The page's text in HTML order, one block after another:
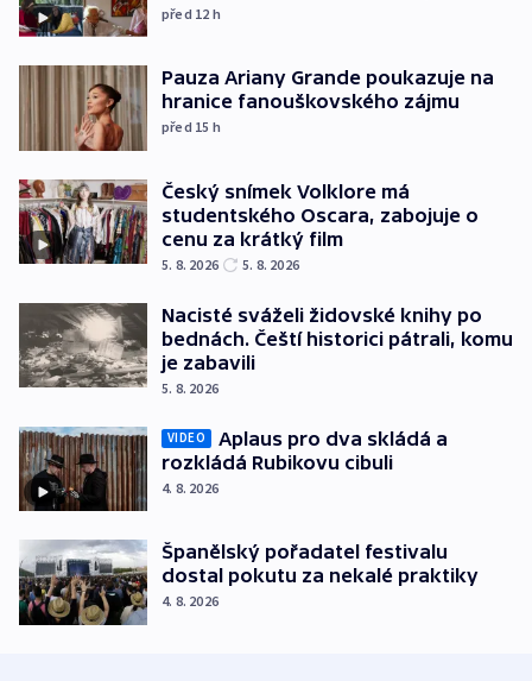
před 12 h
Pauza Ariany Grande poukazuje na
hranice fanouškovského zájmu
před 15 h
Český snímek Volklore má
studentského Oscara, zabojuje o
cenu za krátký film
5. 8. 2026 5. 8. 2026
Nacisté sváželi židovské knihy po
bednách. Čeští historici pátrali, komu
je zabavili
5. 8. 2026
VIDEO
Aplaus pro dva skládá a
rozkládá Rubikovu cibuli
4. 8. 2026
Španělský pořadatel festivalu
dostal pokutu za nekalé praktiky
4. 8. 2026